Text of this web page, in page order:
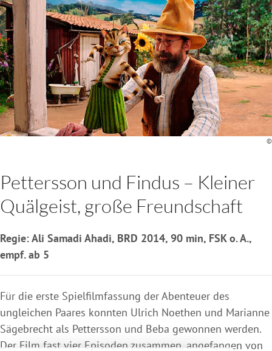
©
Pettersson und Findus – Kleiner
Quälgeist, große Freundschaft
Regie: Ali Samadi Ahadi, BRD 2014, 90 min, FSK o. A.,
empf. ab 5
Für die erste Spielfilmfassung der Abenteuer des
ungleichen Paares konnten Ulrich Noethen und Marianne
Sägebrecht als Pettersson und Beba gewonnen werden.
Der Film fast vier Episoden zusammen, angefangen von